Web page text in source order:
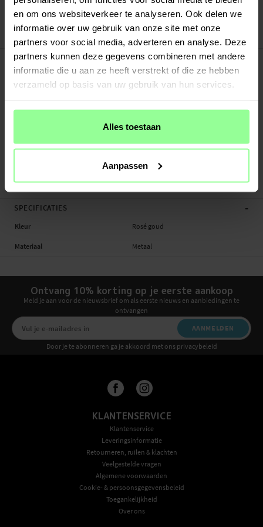
en om ons websiteverkeer te analyseren. Ook delen we
informatie over uw gebruik van onze site met onze
partners voor social media, adverteren en analyse. Deze
partners kunnen deze gegevens combineren met andere
informatie die u aan ze heeft verstrekt of die ze hebben
verzameld op basis van uw gebruik van hun services.
Alles toestaan
Aanpassen
30 dagen retourrecht
PRODUCTBESCHRIJVING
Diamanten armband voor Coros Pace 2. De armband heeft een luxe uitstraling
en is gemaakt van gepolijst roestvrij staal.
- Luxe metalen armband met decoratieve steentjes
ingekort?Bekijk hier ons gereedschap om armbanden in te korten
Geschikt...Meer
SPECIFICATIES -
Kleur Rosé goud
Materiaal Metaal
Ontvang 10% korting op je eerste aankoop
Meld je aan voor de nieuwsbrief om als eerste nieuws en aanbiedingen te
ontvangen
AANMELDEN
Door je te abonneren ga je akkoord met ons privacybeleid
KLANTENSERVICE
Klantenservice
Leveringsinformatie
Retourneren, ruilen & klachten
Veelgestelde vragen
Algemene voorwaarden
Cookie- & persoonsgegevensbeleid
Toegankelijkheid
Over ons